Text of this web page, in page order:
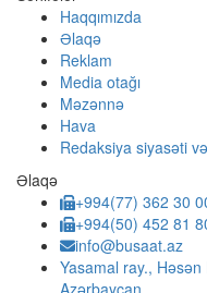
Haqqımızda
Əlaqə
Reklam
Media otağı
Məzənnə
Hava
Redaksiya siyasəti
Əlaqə
+994(77) 362 30
+994(50) 452 81
info@busaat.az
Yasamal ray.,
Azərbaycan